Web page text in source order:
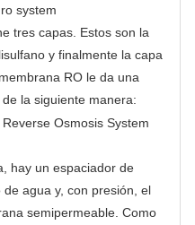
tres capas. Estos son la
y finalmente la capa
RO le da una
la siguiente manera:
hay un espaciador de
agua y, con presión, el
semipermeable. Como